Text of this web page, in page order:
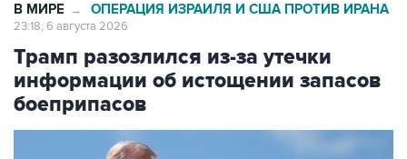
В МИРЕ → ОПЕРАЦИЯ ИЗРАИЛЯ И США ПРОТИВ ИРАНА
23:18, 6 августа 2026
Трамп разозлился из-за утечки
информации об истощении запасов
боеприпасов